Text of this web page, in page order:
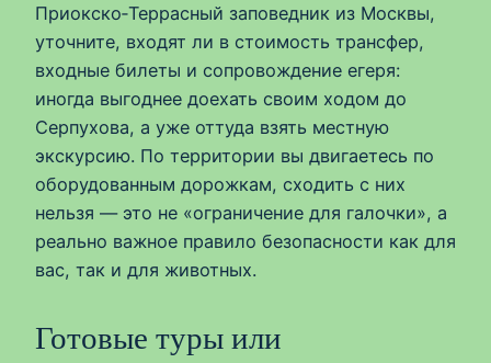
Приокско‑Террасный заповедник из Москвы,
уточните, входят ли в стоимость трансфер,
входные билеты и сопровождение егеря:
иногда выгоднее доехать своим ходом до
Серпухова, а уже оттуда взять местную
экскурсию. По территории вы двигаетесь по
оборудованным дорожкам, сходить с них
нельзя — это не «ограничение для галочки», а
реально важное правило безопасности как для
вас, так и для животных.
Готовые туры или